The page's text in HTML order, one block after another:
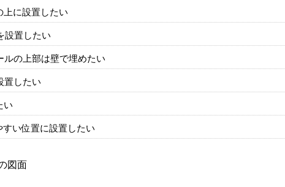
上に設置したい
設置したい
ルの上部は壁で埋めたい
置したい
い
い位置に設置したい
図面